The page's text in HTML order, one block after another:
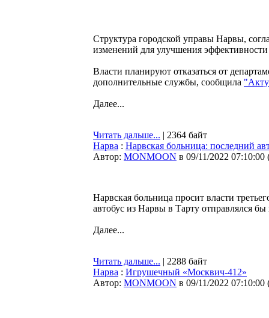
Структура городской управы Нарвы,
изменений для улучшения
Власти планируют отказаться от
дополнительные службы, сообщила
Далее...
Читать дальше... | 2364 байт
Нарва : Нарвская больница: последний
Автор: MONMOON в 09/11/2022 07:10:00
Нарвская больница просит власти
автобус из Нарвы в Тарту отправлялся
Далее...
Читать дальше... | 2288 байт
Нарва : Игрушечный «Москвич-412»
Автор: MONMOON в 09/11/2022 07:10:00